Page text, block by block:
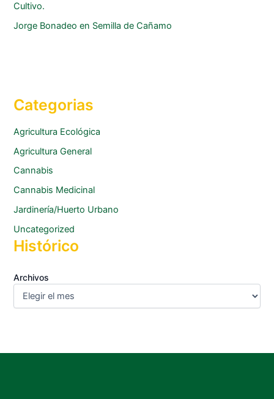
Cultivo.
Jorge Bonadeo en Semilla de Cañamo
Categorias
Agricultura Ecológica
Agricultura General
Cannabis
Cannabis Medicinal
Jardinería/Huerto Urbano
Uncategorized
Histórico
Archivos